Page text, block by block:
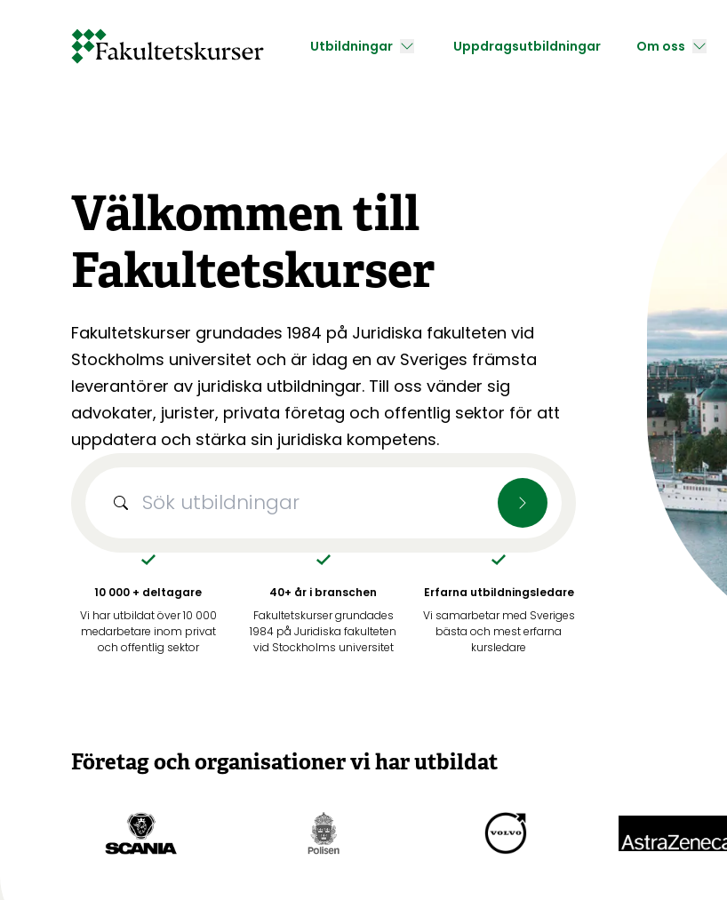
huvudinnehåll
Utbildningar Uppdragsutbildningar Om oss
Välkommen till
Fakultetskurser
Fakultetskurser grundades 1984 på Juridiska fakulteten vid
Stockholms universitet och är idag en av Sveriges främsta
leverantörer av juridiska utbildningar. Till oss vänder sig
advokater, jurister, privata företag och offentlig sektor för att
uppdatera och stärka sin juridiska kompetens.
10 000 + deltagare
Vi har utbildat över 10 000
medarbetare inom privat
och offentlig sektor
40+ år i branschen
Fakultetskurser grundades
1984 på Juridiska fakulteten
vid Stockholms universitet
Erfarna utbildningsledare
Vi samarbetar med Sveriges
bästa och mest erfarna
kursledare
Företag och organisationer vi har utbildat